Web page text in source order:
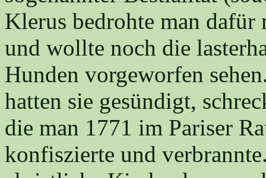
Klerus bedrohte man
und wollte noch die
Hunden vorgeworfen
hatten sie gesündigt,
die man 1771 im Pariser
konfiszierte und